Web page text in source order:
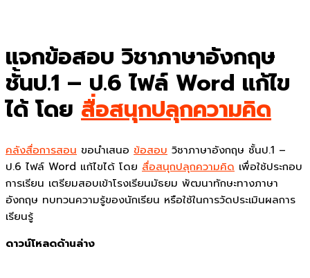
แจกข้อสอบ วิชาภาษาอังกฤษ
ชั้นป.1 – ป.6 ไฟล์ Word แก้ไข
ได้ โดย สื่อสนุกปลุกความคิด
คลังสื่อการสอน ขอนำเสนอ ข้อสอบ วิชาภาษาอังกฤษ ชั้นป.1 –
ป.6 ไฟล์ Word แก้ไขได้ โดย สื่อสนุกปลุกความคิด เพื่อใช้ประกอบ
การเรียน เตรียมสอบเข้าโรงเรียนมัธยม พัฒนาทักษะทางภาษา
อังกฤษ ทบทวนความรู้ของนักเรียน หรือใช้ในการวัดประเมินผลการ
เรียนรู้
ดาวน์โหลดด้านล่าง